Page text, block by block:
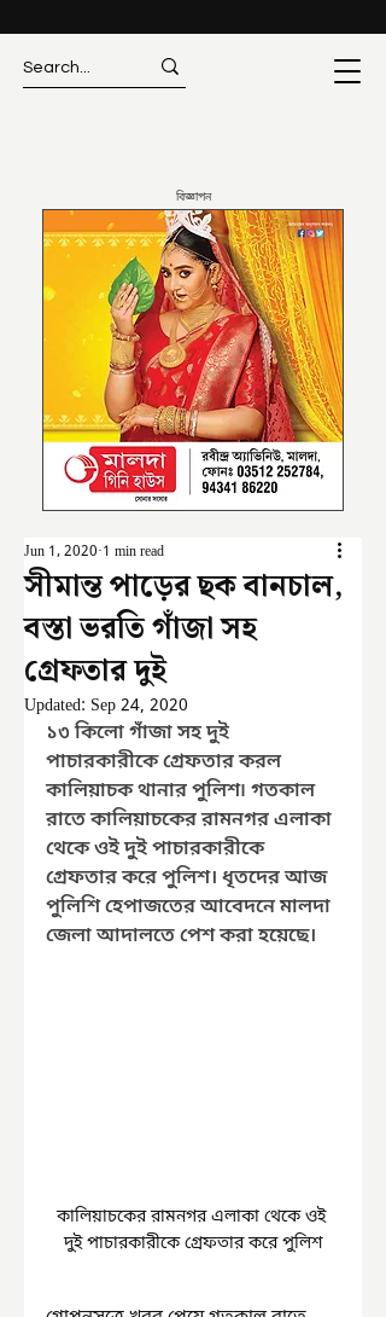
বিজ্ঞাপন
সীমান্ত পাড়ের ছক বানচাল,
বস্তা ভরতি গাঁজা সহ
গ্রেফতার দুই
Jun 1, 2020 1 min read
Updated: Sep 24, 2020
১৩ কিলো গাঁজা সহ দুই
পাচারকারীকে গ্রেফতার করল
কালিয়াচক থানার পুলিশ৷ গতকাল
রাতে কালিয়াচকের রামনগর এলাকা
থেকে ওই দুই পাচারকারীকে
গ্রেফতার করে পুলিশ। ধৃতদের আজ
পুলিশি হেপাজতের আবেদনে মালদা
জেলা আদালতে পেশ করা হয়েছে।
কালিয়াচকের রামনগর এলাকা থেকে ওই
দুই পাচারকারীকে গ্রেফতার করে পুলিশ